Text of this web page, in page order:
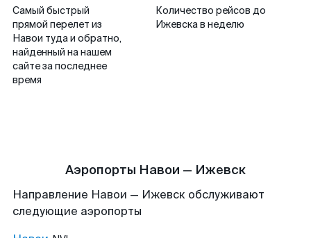
Самый быстрый
прямой перелет из
Навои туда и обратно,
найденный на нашем
сайте за последнее
время
Количество рейсов до
Ижевска в неделю
Аэропорты Навои — Ижевск
Направление Навои — Ижевск обслуживают
следующие аэропорты